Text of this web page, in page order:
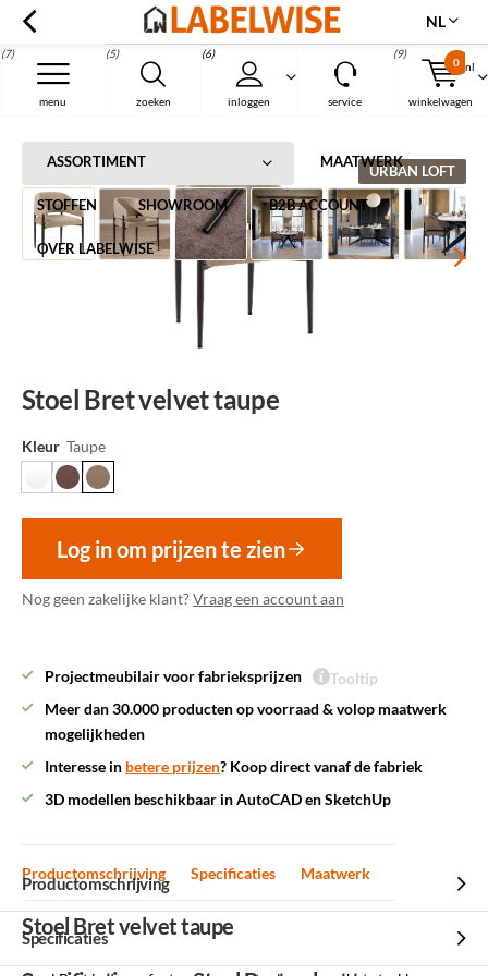
nl
zoeken
(5)
inloggen
(6)
menu
(7)
service winkelwagen
0
(9)
Menu
NL
ASSORTIMENT MAATWERK
STOFFEN SHOWROOM B2B ACCOUNT
OVER LABELWISE
Home Stoel Bret velvet taupe
URBAN LOFT
Stoel Bret velvet taupe
Kleur Taupe
Log in om prijzen te zien
Nog geen zakelijke klant?Vraag een account aan
Projectmeubilair voor fabrieksprijzen
Tooltip
Meer dan 30.000 producten op voorraad & volop maatwerk
mogelijkheden
Interesse in betere prijzen? Koop direct vanaf de fabriek
3D modellen beschikbaar in AutoCAD en SketchUp
Productomschrijving Specificaties Maatwerk
Productomschrijving
Stoel Bret velvet taupe
Specificaties